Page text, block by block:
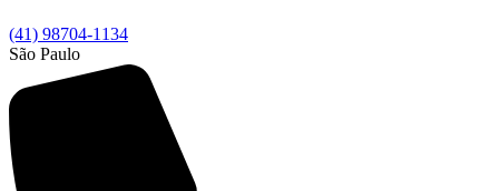
(41) 98704-1134
São Paulo